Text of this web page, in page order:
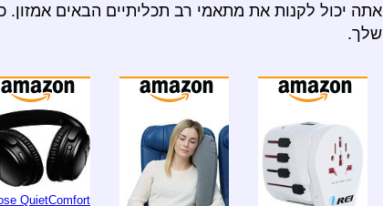
אתה יכול לקנות את מתאמי רב תכליתיים הבאים אמזון.
שלך.
QuietComfort